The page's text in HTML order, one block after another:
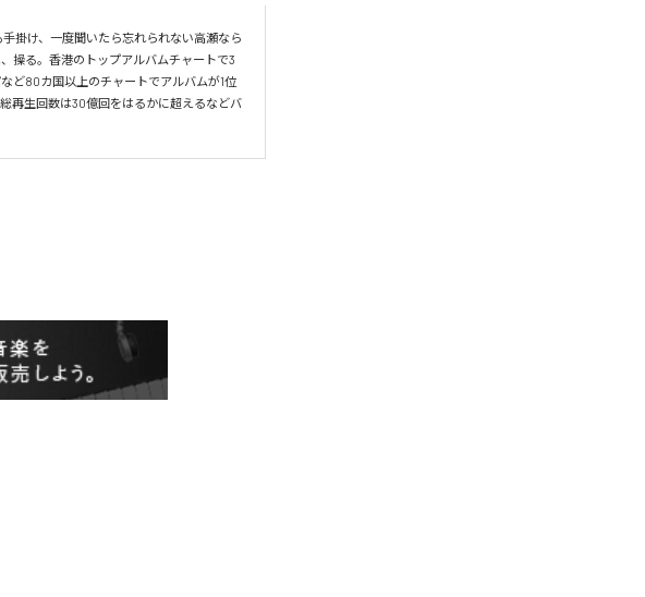
掛け、一度聞いたら忘れられない高瀬なら
操る。香港のトップアルバムチャートで3
ど80カ国以上のチャートでアルバムが1位
再生回数は30億回をはるかに超えるなどバ